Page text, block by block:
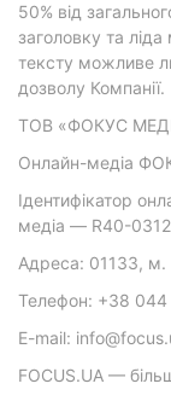
50% від
заголовку та
тексту можливе
дозволу Компанії.
ТОВ «ФОКУС
Онлайн-медіа
Ідентифікатор
медіа — R40-
Адреса: 01133, м.
Телефон: +38
E-mail:
FOCUS.UA —